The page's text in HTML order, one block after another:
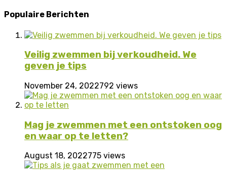
Populaire Berichten
Veilig zwemmen bij verkoudheid. We
geven je tips
November 24, 2022792 views
Mag je zwemmen met een ontstoken oog
en waar op te letten?
August 18, 2022775 views